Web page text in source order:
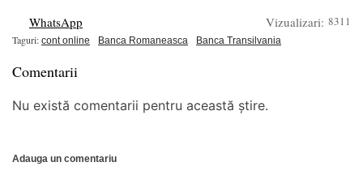
WhatsApp
Vizualizari: 8311
Taguri: cont online Banca Romaneasca Banca Transilvania
Comentarii
Nu există comentarii pentru această știre.
Adauga un comentariu